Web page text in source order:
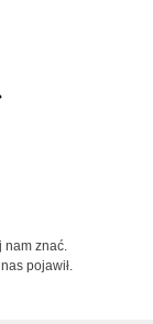
nam znać.
pojawił.